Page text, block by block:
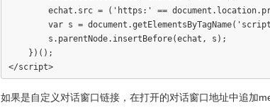
echat.src = ('https:' ==
var s =
        s.parentNode.insertBefore(echat, s);
    })();
如果是自定义对话窗口链接，在打开的对话窗口地址中追加